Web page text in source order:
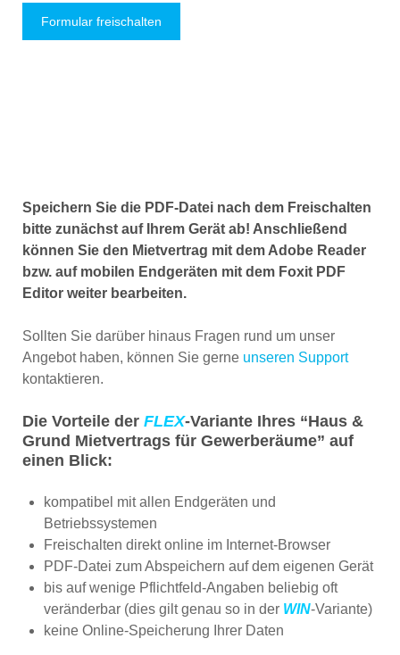
Speichern Sie die PDF-Datei nach dem Freischalten
bitte zunächst auf Ihrem Gerät ab! Anschließend
können Sie den Mietvertrag mit dem Adobe Reader
bzw. auf mobilen Endgeräten mit dem Foxit PDF
Editor weiter bearbeiten.
Sollten Sie darüber hinaus Fragen rund um unser
Angebot haben, können Sie gerne unseren Support
kontaktieren.
Die Vorteile der FLEX-Variante Ihres “Haus &
Grund Mietvertrags für Gewerberäume” auf
einen Blick:
kompatibel mit allen Endgeräten und
Betriebssystemen
Freischalten direkt online im Internet-Browser
PDF-Datei zum Abspeichern auf dem eigenen Gerät
bis auf wenige Pflichtfeld-Angaben beliebig oft
veränderbar (dies gilt genau so in der WIN-Variante)
keine Online-Speicherung Ihrer Daten